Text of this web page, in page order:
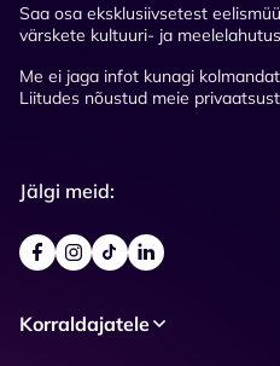
Saa osa eksklusiivsetest
värskete kultuuri- ja
Me ei jaga infot kunagi
Liitudes nõustud meie
Jälgi meid:
Korraldajatele